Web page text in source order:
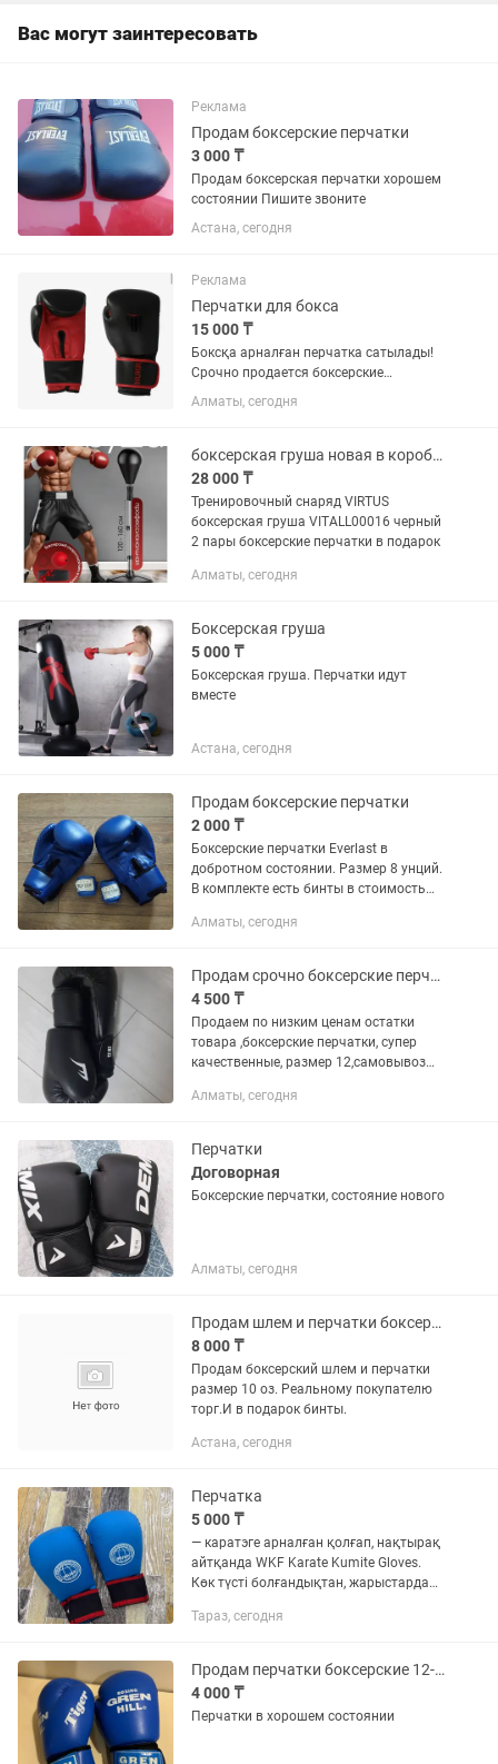
Вас могут заинтересовать
Реклама
Продам боксерские перчатки
3 000 ₸
Продам боксерская перчатки хорошем
состоянии Пишите звоните
Астана, сегодня
Реклама
Перчатки для бокса
15 000 ₸
Боксқа арналған перчатка сатылады!
Срочно продается боксерские
перчатки. Размер 14oz Боксерские
перчатки Honor от Hukk —
перчатки с набивкой средней
жесткости. Ударная...
Алматы, сегодня
боксерская груша новая в коробке
28 000 ₸
Тренировочный снаряд VIRTUS
боксерская груша VITALL00016 черный
2 пары боксерские перчатки в подарок
Алматы, сегодня
Боксерская груша
5 000 ₸
Боксерская груша. Перчатки идут
вместе
Астана, сегодня
Продам боксерские перчатки
2 000 ₸
Боксерские перчатки Everlast в
добротном состоянии. Размер 8 унций.
В комплекте есть бинты в стоимость
Алматы, сегодня
Продам срочно боксерские перчатки
4 500 ₸
Продаем по низким ценам остатки
товара ,боксерские перчатки, супер
качественные, размер 12,самовывоз
Алматы, сегодня
Перчатки
Договорная
Боксерские перчатки, состояние нового
Алматы, сегодня
Продам шлем и перчатки боксерский
8 000 ₸
Продам боксерский шлем и перчатки
размер 10 оз. Реальному покупателю
торг.И в подарок бинты.
Астана, сегодня
Перчатка
5 000 ₸
— каратэге арналған қолғап, нақтырақ
айтқанда WKF Karate Kumite Gloves.
Көк түсті болғандықтан, жарыстарда
кумитэ (спарринг) кезінде, қолды
Тараз, сегодня
Продам перчатки боксерские 12-OZ
4 000 ₸
Перчатки в хорошем состоянии